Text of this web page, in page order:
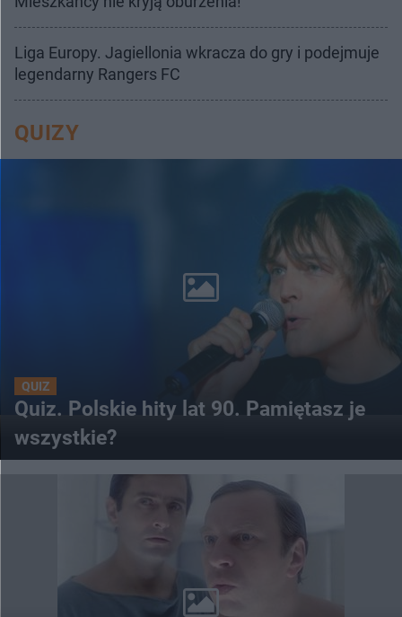
Liga Europy. Jagiellonia wkracza do gry i podejmuje
legendarny Rangers FC
QUIZY
QUIZ
Quiz. Polskie hity lat 90. Pamiętasz je
wszystkie?